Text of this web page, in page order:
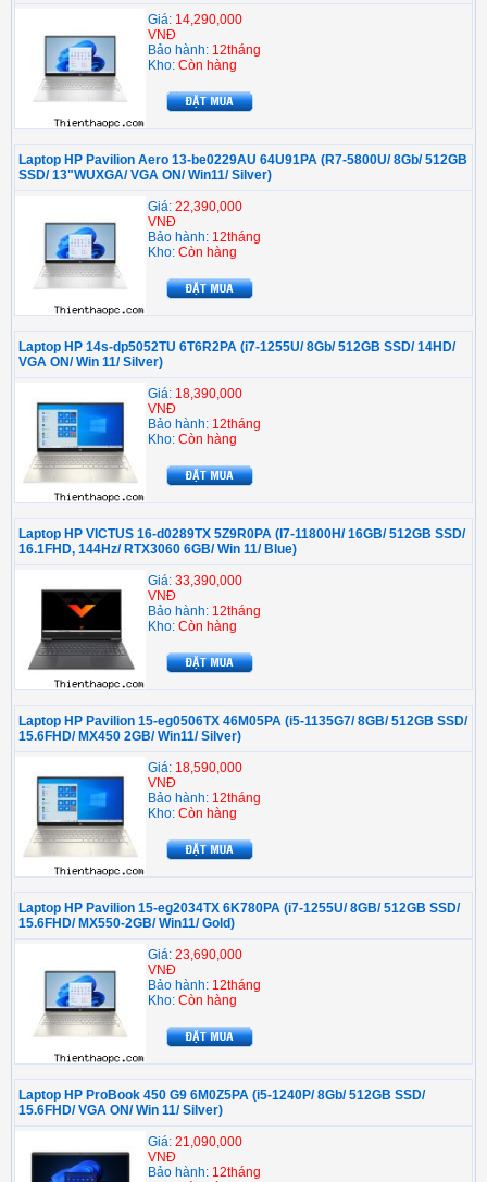
Giá: 14,290,000
VNĐ
Bảo hành: 12tháng
Kho: Còn hàng
Laptop HP Pavilion Aero 13-be0229AU 64U91PA (R7-5800U/ 8Gb/ 512GB
SSD/ 13"WUXGA/ VGA ON/ Win11/ Silver)
Giá: 22,390,000
VNĐ
Bảo hành: 12tháng
Kho: Còn hàng
Laptop HP 14s-dp5052TU 6T6R2PA (i7-1255U/ 8Gb/ 512GB SSD/ 14HD/
VGA ON/ Win 11/ Silver)
Giá: 18,390,000
VNĐ
Bảo hành: 12tháng
Kho: Còn hàng
Laptop HP VICTUS 16-d0289TX 5Z9R0PA (I7-11800H/ 16GB/ 512GB SSD/
16.1FHD, 144Hz/ RTX3060 6GB/ Win 11/ Blue)
Giá: 33,390,000
VNĐ
Bảo hành: 12tháng
Kho: Còn hàng
Laptop HP Pavilion 15-eg0506TX 46M05PA (i5-1135G7/ 8GB/ 512GB SSD/
15.6FHD/ MX450 2GB/ Win11/ Silver)
Giá: 18,590,000
VNĐ
Bảo hành: 12tháng
Kho: Còn hàng
Laptop HP Pavilion 15-eg2034TX 6K780PA (i7-1255U/ 8GB/ 512GB SSD/
15.6FHD/ MX550-2GB/ Win11/ Gold)
Giá: 23,690,000
VNĐ
Bảo hành: 12tháng
Kho: Còn hàng
Laptop HP ProBook 450 G9 6M0Z5PA (i5-1240P/ 8Gb/ 512GB SSD/
15.6FHD/ VGA ON/ Win 11/ Silver)
Giá: 21,090,000
VNĐ
Bảo hành: 12tháng